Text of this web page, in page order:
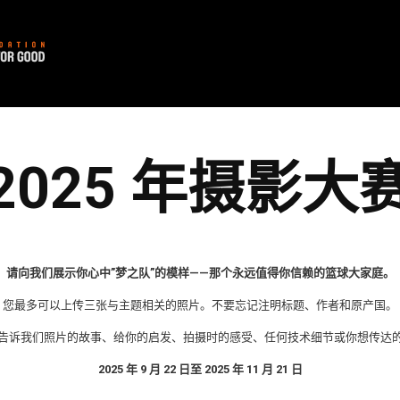
年摄影大
请向我们展示你心中”梦之队”的模样——那个永远值得你信赖的篮球大家庭。
您最多可以上传三张与主题相关的照片。不要忘记注明标题、作者和原产国。
诉我们照片的故事、给你的启发、拍摄时的感受、任何技术细节或你想传达
2025 年 9 月 22 日至 2025 年 11 月 21 日